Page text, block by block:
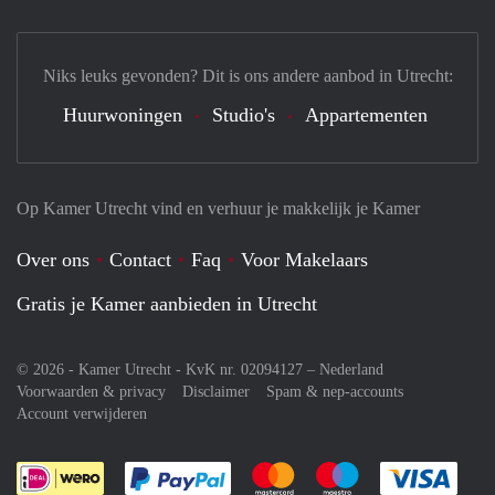
Op Kamer Utrecht vind en verhuur je makkelijk je Kamer
Over ons Contact Faq
Voor Makelaars
Gratis je Kamer aanbieden in Utrecht
© 2026 - Kamer Utrecht - KvK nr. 02094127 – Nederland
Voorwaarden & privacy
Disclaimer
Spam & nep-accounts
Account verwijderen
Je rekent gemakkelijk af met Paypal
Je rekent gemakkelijk af met
Je rekent
Niks leuks gevonden? Dit is ons andere aanbod in Utrecht:
Huurwoningen Studio's Appartementen